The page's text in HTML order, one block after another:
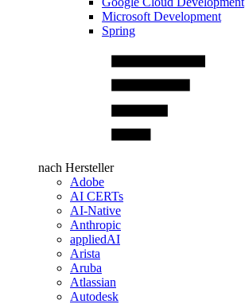
Microsoft Development
Spring
nach Hersteller
Adobe
AI CERTs
AI-Native
Anthropic
appliedAI
Arista
Aruba
Atlassian
Autodesk